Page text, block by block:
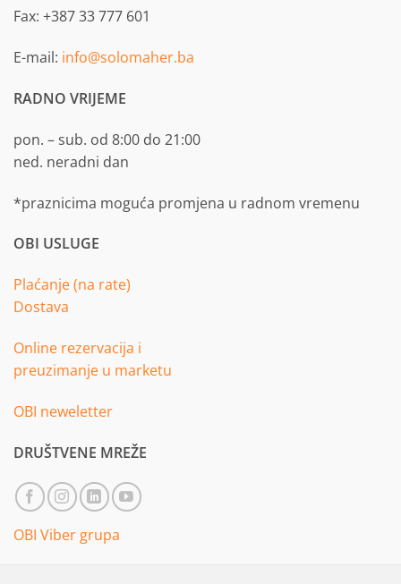
Fax: +387 33 777 601
E-mail: info@solomaher.ba
RADNO VRIJEME
pon. – sub. od 8:00 do 21:00
ned. neradni dan
*praznicima moguća promjena u radnom vremenu
OBI USLUGE
Plaćanje (na rate)
Dostava
Online rezervacija i
preuzimanje u marketu
OBI neweletter
DRUŠTVENE MREŽE
OBI Viber grupa